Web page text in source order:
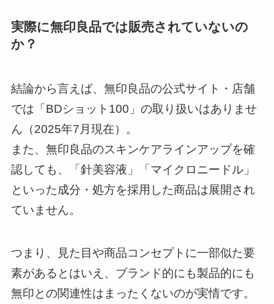
実際に無印良品では販売されていないの
か？
結論から言えば、無印良品の公式サイト・店舗
では「BDショット100」の取り扱いはありませ
ん（2025年7月現在）。
また、無印良品のスキンケアラインアップを確
認しても、「針美容液」「マイクロニードル」
といった成分・処方を採用した商品は展開され
ていません。
つまり、見た目や商品コンセプトに一部似た要
素があるとはいえ、ブランド的にも製品的にも
無印との関連性はまったくないのが実情です。